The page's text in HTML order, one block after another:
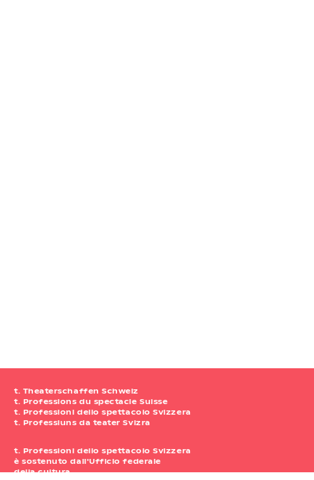
t. Theaterschaffen Schweiz
t. Professions du spectacle Suisse
t. Professioni dello spettacolo Svizzera
t. Professiuns da teater Svizra
t. Professioni dello spettacolo Svizzera
è sostenuto dall'Ufficio federale
della cultura.